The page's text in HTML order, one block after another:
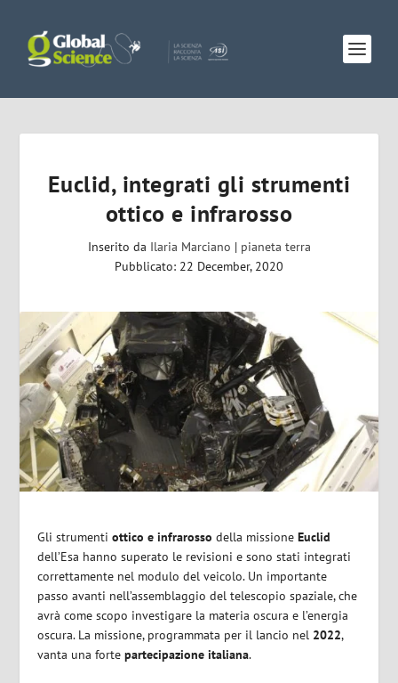
Euclid, integrati gli strumenti
ottico e infrarosso
Inserito da Ilaria Marciano | pianeta terra
Pubblicato: 22 December, 2020
Gli strumenti ottico e infrarosso della missioneEuclid
dell’Esa hanno superato le revisioni e sono stati integrati
correttamente nel modulo del veicolo. Un importante
passo avanti nell’assemblaggio del telescopio spaziale, che
avrà come scopo investigare la materia oscura e l’energia
oscura. La missione, programmata per il lancio nel 2022,
vanta una fortepartecipazione italiana.